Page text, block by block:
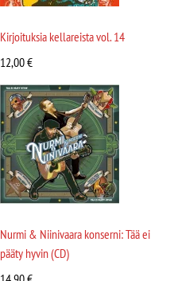
Kirjoituksia kellareista vol. 14
12,00€
Nurmi & Niinivaara konserni: Tää ei
pääty hyvin (CD)